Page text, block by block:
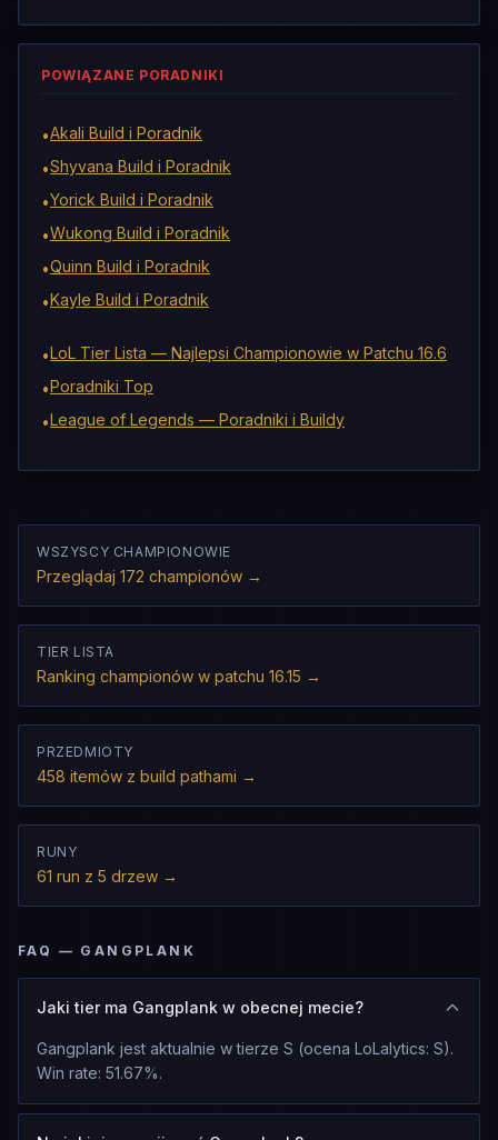
POWIĄZANE PORADNIKI
•Akali Build i Poradnik
•Shyvana Build i Poradnik
•Yorick Build i Poradnik
•Wukong Build i Poradnik
•Quinn Build i Poradnik
•Kayle Build i Poradnik
•LoL Tier Lista — Najlepsi Championowie w Patchu 16.6
•Poradniki Top
•League of Legends — Poradniki i Buildy
WSZYSCY CHAMPIONOWIE
Przeglądaj 172 championów →
TIER LISTA
Ranking championów w patchu 16.15 →
PRZEDMIOTY
458 itemów z build pathami →
RUNY
61 run z 5 drzew →
FAQ — GANGPLANK
Jaki tier ma Gangplank w obecnej mecie?
Gangplank jest aktualnie w tierze S (ocena LoLalytics: S).
Win rate: 51.67%.